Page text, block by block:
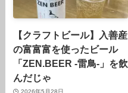
【クラフトビール】入善産
の富富富を使ったビール
「ZEN.BEER -雷鳥-」を飲
んだじゃ
2026年5月28日